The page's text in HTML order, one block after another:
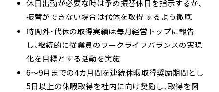
休日出勤が必要な時は予め振替休日を指示するか、
振替ができない場合は代休を取得 するよう徹底
時間外・代休の取得実績は毎月経営トップに報告
し、継続的に従業員のワークライフバランスの実現
化を目標とする活動を実施
6～9月までの4カ月間を連続休暇取得奨励期間とし
5日以上の休暇取得を社内に向け奨励し、取得を図